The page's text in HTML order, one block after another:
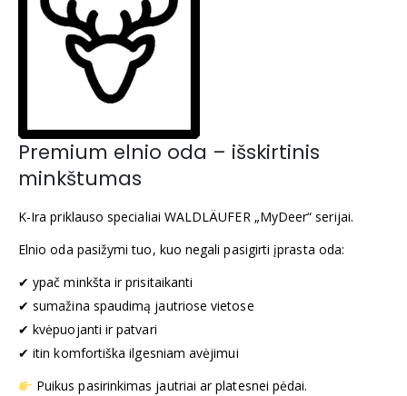
Premium elnio oda – išskirtinis
minkštumas
K-Ira priklauso specialiai WALDLÄUFER „MyDeer“ serijai.
Elnio oda pasižymi tuo, kuo negali pasigirti įprasta oda:
✔ ypač minkšta ir prisitaikanti
✔ sumažina spaudimą jautriose vietose
✔ kvėpuojanti ir patvari
✔ itin komfortiška ilgesniam avėjimui
Puikus pasirinkimas jautriai ar platesnei pėdai.